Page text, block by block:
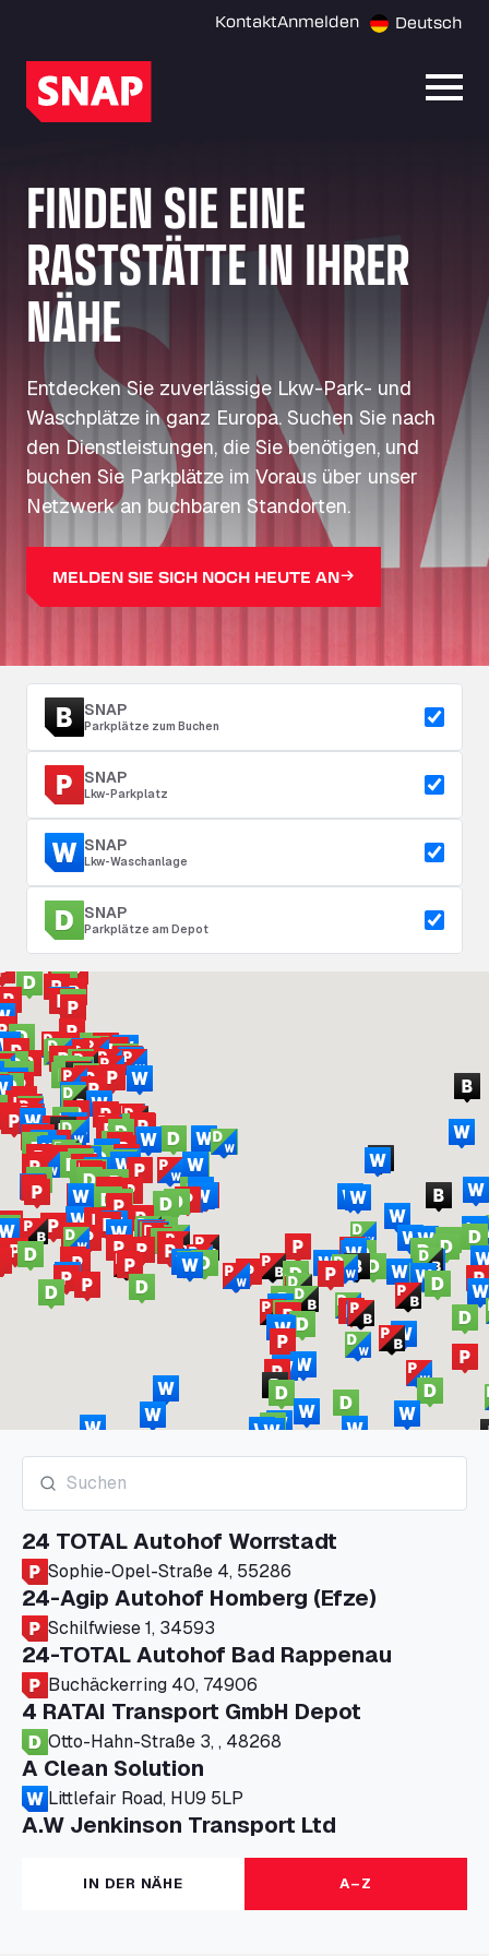
KontaktAnmelden Deutsch
FINDEN SIE EINE
RASTSTÄTTE IN IHRER
NÄHE
Entdecken Sie zuverlässige Lkw-Park- und
Waschplätze in ganz Europa. Suchen Sie nach
den Dienstleistungen, die Sie benötigen, und
buchen Sie Parkplätze im Voraus über unser
Netzwerk an buchbaren Standorten.
MELDEN SIE SICH NOCH HEUTE AN
SNAP
Parkplätze zum Buchen
SNAP
Lkw-Parkplatz
SNAP
Lkw-Waschanlage
SNAP
Parkplätze am Depot
24 TOTAL Autohof Worrstadt
Sophie-Opel-Straße 4, 55286
24-Agip Autohof Homberg (Efze)
Schilfwiese 1, 34593
24-TOTAL Autohof Bad Rappenau
Buchäckerring 40, 74906
4 RATAI Transport GmbH Depot
Otto-Hahn-Straße 3, , 48268
A Clean Solution
Littlefair Road, HU9 5LP
A.W Jenkinson Transport Ltd
Progress House, ME11 5GA
A+G Nettetal - Depot Parking
Am Panneschopp 7, 41334
IN DER NÄHE A–Z